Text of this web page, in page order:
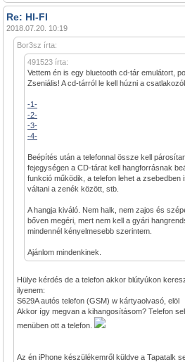
Re: HI-FI
2018.07.20. 10:19
Bor3sz írta:
491523 írta:
Vettem én is egy bluetooth cd-tár emulátort,
Zseniális! A cd-tárról le kell húzni a
-1-
-2-
-3-
-4-
Beépítés után a telefonnal össze kell
fejegységen a CD-tárat kell hangforrásnak
funkció működik, a telefon lehet a zsebedben
váltani a zenék között, stb.
A hangja kiváló. Nem halk, nem zajos és
bőven megéri, mert nem kell a gyári
mindennél kényelmesebb szerintem.
Ajánlom mindenkinek.
Hülye kérdés de a telefon akkor blútyúkon
ilyenem:
S629A autós telefon (GSM) w kártyaolvasó, elöl
Akkor így megvan a kihangosításom? Telefon
menüben ott a telefon.
Az én iPhone készülékemről küldve a Tapatalk